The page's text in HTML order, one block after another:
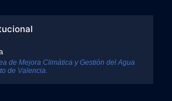
de Mejora Climática y Gestión del Agua
de Valencia.